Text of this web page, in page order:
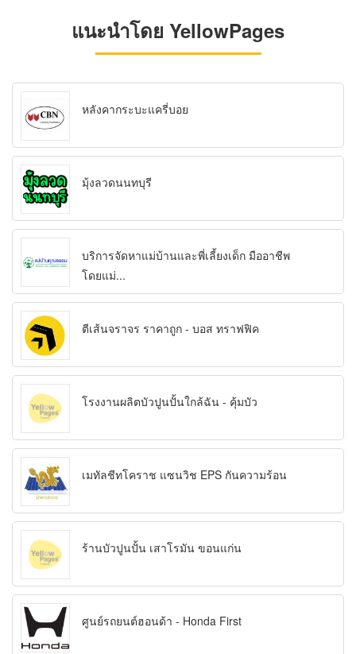
แนะนำโดย YellowPages
หลังคากระบะแครี่บอย
มุ้งลวดนนทบุรี
บริการจัดหาแม่บ้านและพี่เลี้ยงเด็ก มืออาชีพ
โดยแม่...
ตีเส้นจราจร ราคาถูก - บอส ทราฟฟิค
โรงงานผลิตบัวปูนปั้นใกล้ฉัน - คุ้มบัว
เมทัลชีทโคราช แซนวิช EPS กันความร้อน
ร้านบัวปูนปั้น เสาโรมัน ขอนแก่น
ศูนย์รถยนต์ฮอนด้า - Honda First